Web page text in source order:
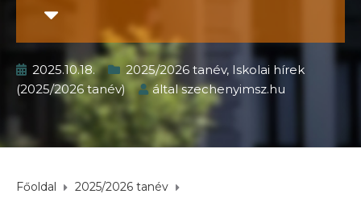
2025.10.18. 2025/2026 tanév, Iskolai hírek
(2025/2026 tanév)
általszechenyimsz.hu
Főoldal
2025/2026 tanév